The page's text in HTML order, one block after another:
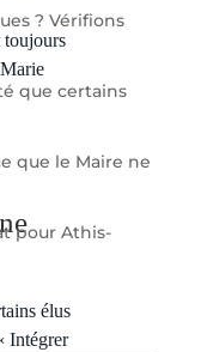
toujours
élus
Intégrer
? Vérifions
que certains
que le Maire ne
pour Athis-